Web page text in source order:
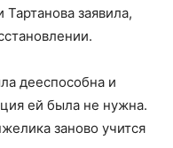
заявила,
дееспособна и
ей была не нужна.
заново учится